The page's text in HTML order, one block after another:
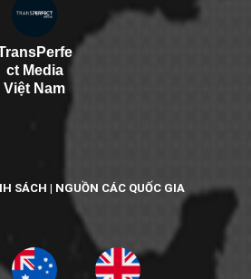
ct Media
Việt Nam
SÁCH | NGUỒN CÁC QUỐC GIA